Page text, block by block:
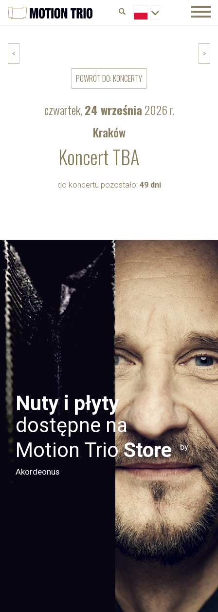
czwartek,24 września2026 r.
< >
POWRÓT DO: KONCERTY
Kraków
Koncert TBA
do koncertu pozostało: 49 dni
Nuty i płyty
dostępne na
Motion TrioStore by
Akordeonus